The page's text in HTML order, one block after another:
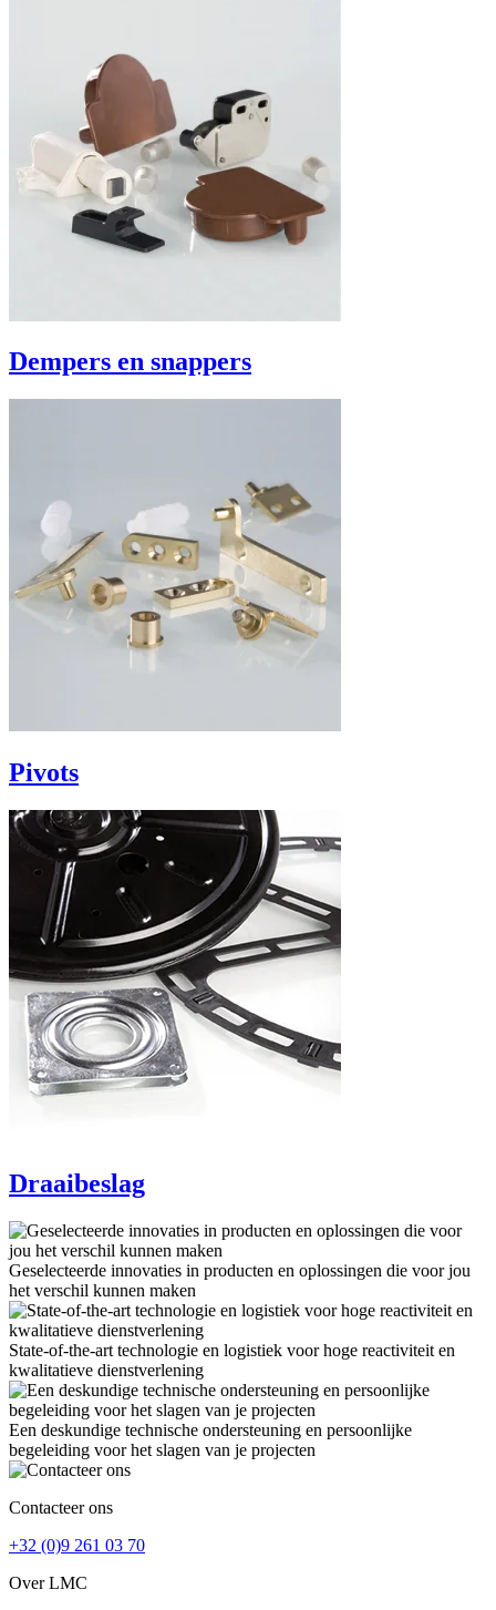
Dempers en snappers
Pivots
Draaibeslag
Geselecteerde innovaties in producten en oplossingen die voor jou
het verschil kunnen maken
State-of-the-art technologie en logistiek voor hoge reactiviteit en
kwalitatieve dienstverlening
Een deskundige technische ondersteuning en persoonlijke
begeleiding voor het slagen van je projecten
Contacteer ons
+32 (0)9 261 03 70
Over LMC